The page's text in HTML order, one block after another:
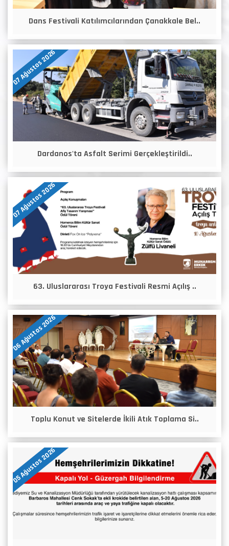
Dans Festivali Katılımcılarından Çanakkale Bel..
07 Ağustos 2026
Dardanos'ta Asfalt Serimi Gerçekleştirildi..
07 Ağustos 2026
63. Uluslararası Troya Festivali Resmi Açılış ..
06 Ağustos 2026
Toplu Konut ve Sitelerde İkili Atık Toplama Si..
05 Ağustos 2026